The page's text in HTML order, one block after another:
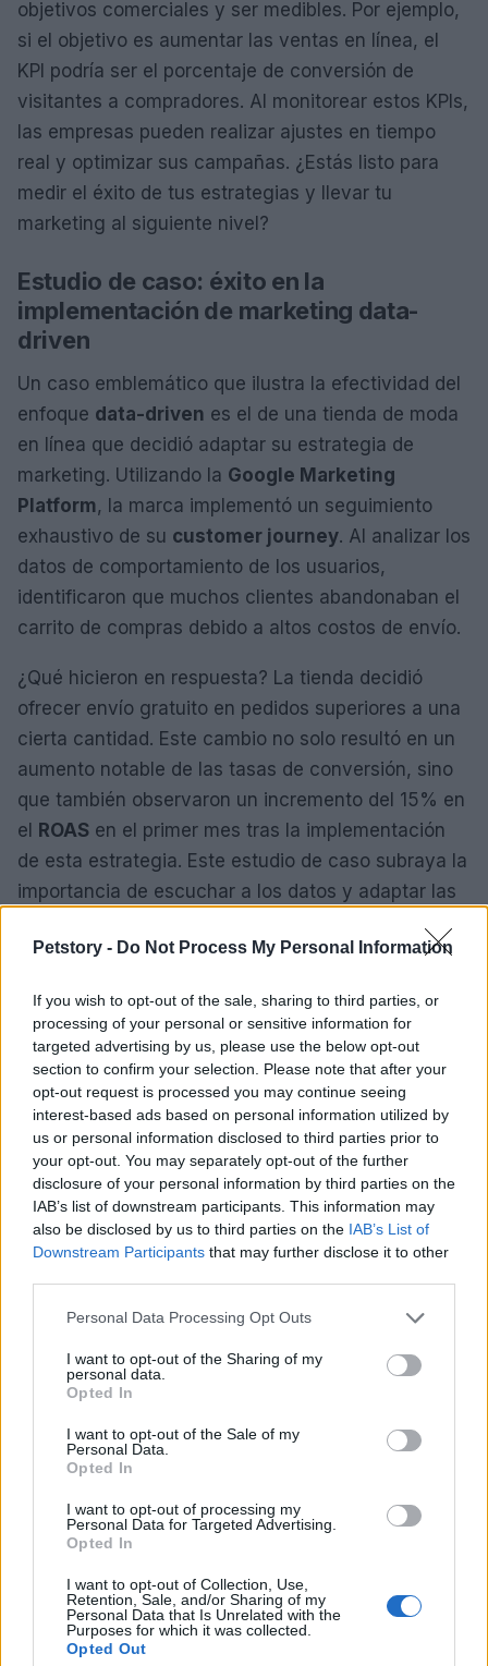
Petstory - Do Not Process My Personal Information
If you wish to opt-out of the sale, sharing to third parties, or
processing of your personal or sensitive information for
targeted advertising by us, please use the below opt-out
section to confirm your selection. Please note that after your
opt-out request is processed you may continue seeing
interest-based ads based on personal information utilized by
us or personal information disclosed to third parties prior to
your opt-out. You may separately opt-out of the further
disclosure of your personal information by third parties on the
IAB’s list of downstream participants. This information may
also be disclosed by us to third parties on the IAB’s List of
Downstream Participants that may further disclose it to other
Please note that this website/app uses one or more Google
not limited to your visit or usage behaviour. You may click to
grant or deny consent to Google and its third-party tags to
use your data for below specified purposes in below Google
consent section.
Personal Data Processing Opt Outs
I want to opt-out of the Sharing of my
personal data.
Opted In
I want to opt-out of the Sale of my
Personal Data.
Opted In
I want to opt-out of processing my
Personal Data for Targeted Advertising.
Opted In
I want to opt-out of Collection, Use,
Retention, Sale, and/or Sharing of my
Personal Data that Is Unrelated with the
Purposes for which it was collected.
Opted Out
objetivos comerciales y ser medibles. Por ejemplo,
si el objetivo es aumentar las ventas en línea, el
KPI podría ser el porcentaje de conversión de
visitantes a compradores. Al monitorear estos KPIs,
las empresas pueden realizar ajustes en tiempo
real y optimizar sus campañas. ¿Estás listo para
medir el éxito de tus estrategias y llevar tu
marketing al siguiente nivel?
Estudio de caso: éxito en la
implementación de marketing data-
driven
Un caso emblemático que ilustra la efectividad del
enfoque data-driven es el de una tienda de moda
en línea que decidió adaptar su estrategia de
marketing. Utilizando la Google Marketing
Platform, la marca implementó un seguimiento
exhaustivo de su customer journey. Al analizar los
datos de comportamiento de los usuarios,
identificaron que muchos clientes abandonaban el
carrito de compras debido a altos costos de envío.
¿Qué hicieron en respuesta? La tienda decidió
ofrecer envío gratuito en pedidos superiores a una
cierta cantidad. Este cambio no solo resultó en un
aumento notable de las tasas de conversión, sino
que también observaron un incremento del 15% en
el ROAS en el primer mes tras la implementación
de esta estrategia. Este estudio de caso subraya la
importancia de escuchar a los datos y adaptar las
deben asegurarse de contar con las herramientas
adecuadas para recopilar y analizar datos.
Plataformas como HubSpot y Facebook Business
ofrecen soluciones robustas que permiten a las
marcas tomar decisiones fundamentadas en datos.
En este sentido, el marketing hoy es una ciencia:
cada decisión debe estar respaldada por números.
Tácticas de implementación y KPIs a
Implementar un enfoquedata-driven
no solo
requiere una transformación en la cultura
organizativa. Las empresas deben crear un
ambiente donde el análisis de datos sea parte
fundamental de la toma de decisiones. ¿Cómo
lograrlo? Capacitando a los equipos en el uso de
herramientas analíticas y en la interpretación de
empodera a los empleados para tomar decisiones
informadas.